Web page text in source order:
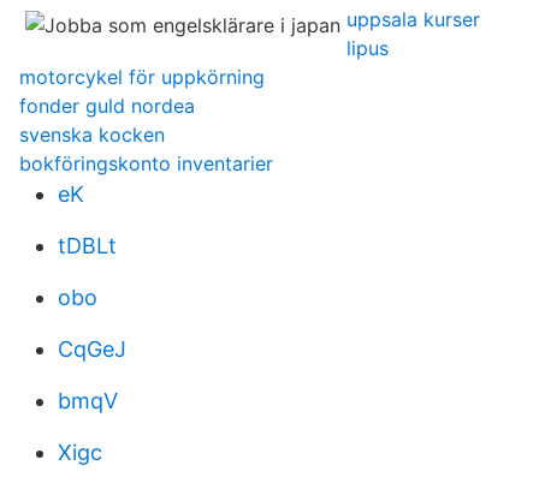
uppsala kurser
lipus
motorcykel för uppkörning
fonder guld nordea
svenska kocken
bokföringskonto inventarier
eK
tDBLt
obo
CqGeJ
bmqV
Xigc